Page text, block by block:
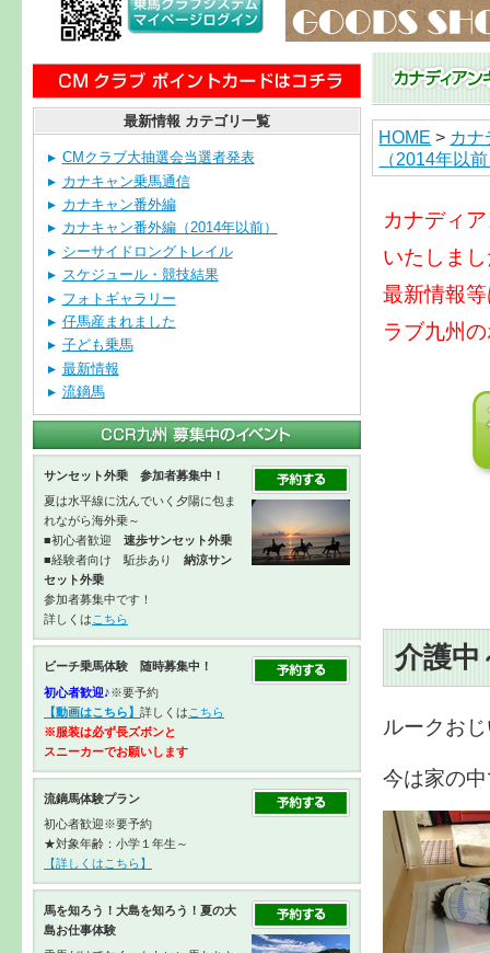
HOME > カ
（2014年以
カナディ
いたしま
最新情報
ラブ九州
介護中
ルークお
今は家の
最新情報 カテゴリ一覧
CMクラブ大抽選会当選者発表
カナキャン乗馬通信
カナキャン番外編
カナキャン番外編（2014年以前）
シーサイドロングトレイル
スケジュール・競技結果
フォトギャラリー
仔馬産まれました
子ども乗馬
最新情報
流鏑馬
サンセット外乗 参加者募集中！
夏は水平線に沈んでいく夕陽に包ま
れながら海外乗～
■初心者歓迎 速歩サンセット外乗
■経験者向け 駈歩あり 納涼サン
セット外乗
参加者募集中です！
詳しくは こちら
ビーチ乗馬体験 随時募集中！
初心者歓迎♪※要予約
【動画はこちら】 詳しくは こちら
※服装は必ず長ズボンと
スニーカーでお願いします
流鏑馬体験プラン
初心者歓迎※要予約
★対象年齢：小学１年生～
【詳しくはこちら】
馬を知ろう！大島を知ろう！夏の大
島お仕事体験